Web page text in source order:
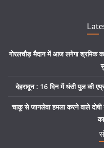
गोरलचौड़ मैदान में आज लगेगा श्रमिक
देहरादून : 16 दिन में धंसी पुल की
चाकू से जानलेवा हमला करने वाले